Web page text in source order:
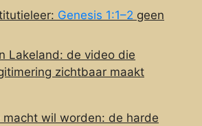
Genesis 1:1–2 geen
Lakeland: de video die
zichtbaar maakt
macht wil worden: de harde